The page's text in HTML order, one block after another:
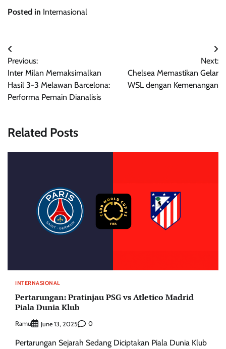
Posted in Internasional
Post
navigation
Previous:
Inter Milan Memaksimalkan
Hasil 3-3 Melawan Barcelona:
Performa Pemain Dianalisis
Next:
Chelsea Memastikan Gelar
WSL dengan Kemenangan
Related Posts
INTERNASIONAL
Pertarungan: Pratinjau PSG vs Atletico Madrid
Piala Dunia Klub
Ramu June 13, 2025 0
Pertarungan Sejarah Sedang Diciptakan Piala Dunia Klub